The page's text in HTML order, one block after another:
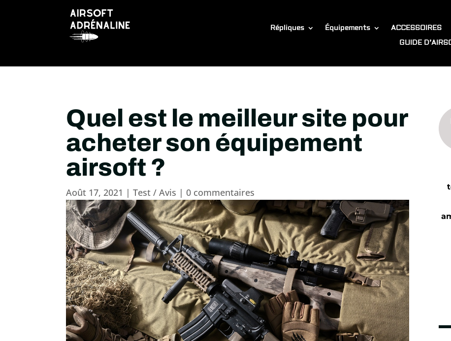
Répliques Équipements ACCESSOIRES
GUIDE
Quel est le meilleur site pour
acheter son équipement
airsoft ?
Août 17, 2021 |Test / Avis | 0 commentaires